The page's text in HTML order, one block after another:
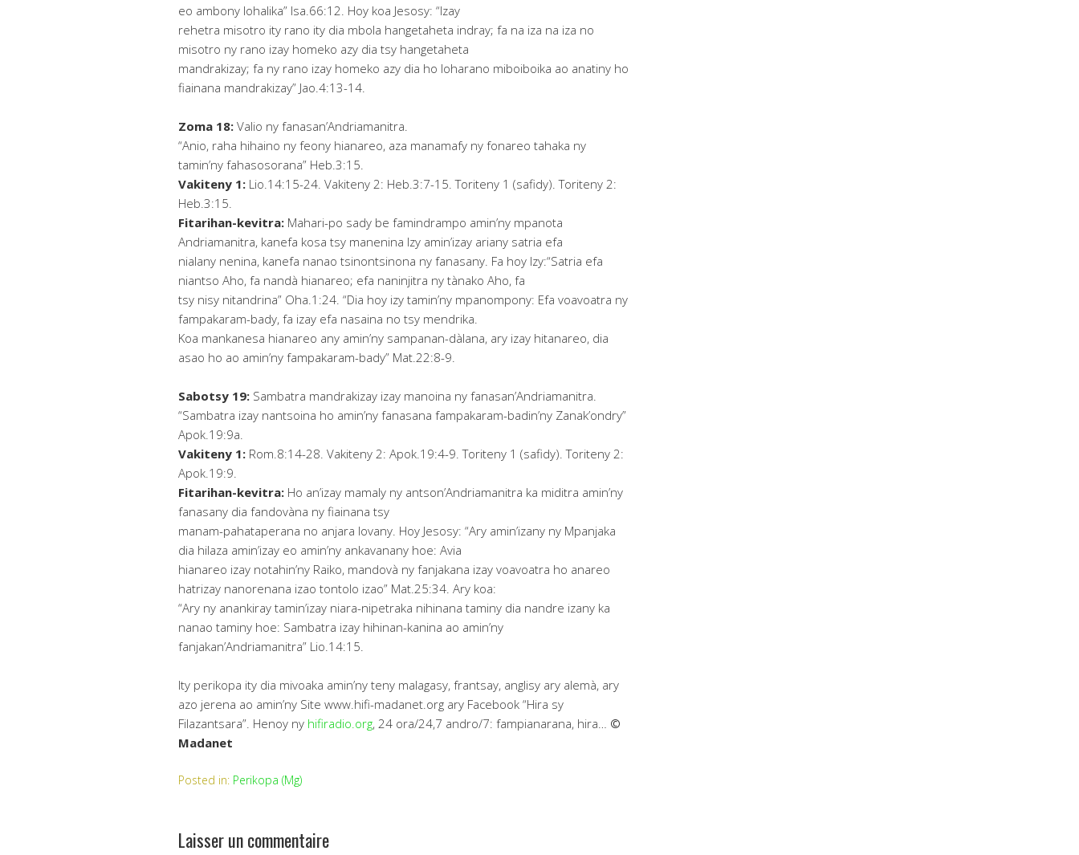
eo ambony lohalika” Isa.66:12. Hoy koa Jesosy: “Izay
rehetra misotro ity rano ity dia mbola hangetaheta indray; fa na iza na iza no
misotro ny rano izay homeko azy dia tsy hangetaheta
mandrakizay; fa ny rano izay homeko azy dia ho loharano miboiboika ao anatiny ho
fiainana mandrakizay” Jao.4:13-14.
Zoma 18: Valio ny fanasan’Andriamanitra.
“Anio, raha hihaino ny feony hianareo, aza manamafy ny fonareo tahaka ny
tamin’ny fahasosorana” Heb.3:15.
Vakiteny 1: Lio.14:15-24. Vakiteny 2: Heb.3:7-15. Toriteny 1 (safidy). Toriteny 2:
Heb.3:15.
Fitarihan-kevitra: Mahari-po sady be famindrampo amin’ny mpanota
Andriamanitra, kanefa kosa tsy manenina Izy amin’izay ariany satria efa
nialany nenina, kanefa nanao tsinontsinona ny fanasany. Fa hoy Izy:“Satria efa
niantso Aho, fa nandà hianareo; efa naninjitra ny tànako Aho, fa
tsy nisy nitandrina” Oha.1:24. “Dia hoy izy tamin’ny mpanompony: Efa voavoatra ny
fampakaram-bady, fa izay efa nasaina no tsy mendrika.
Koa mankanesa hianareo any amin’ny sampanan-dàlana, ary izay hitanareo, dia
asao ho ao amin’ny fampakaram-bady” Mat.22:8-9.
Sabotsy 19: Sambatra mandrakizay izay manoina ny fanasan’Andriamanitra.
“Sambatra izay nantsoina ho amin’ny fanasana fampakaram-badin’ny Zanak’ondry”
Apok.19:9a.
Vakiteny 1: Rom.8:14-28. Vakiteny 2: Apok.19:4-9. Toriteny 1 (safidy). Toriteny 2:
Apok.19:9.
Fitarihan-kevitra: Ho an’izay mamaly ny antson’Andriamanitra ka miditra amin’ny
fanasany dia fandovàna ny fiainana tsy
manam-pahataperana no anjara lovany. Hoy Jesosy: “Ary amin’izany ny Mpanjaka
dia hilaza amin’izay eo amin’ny ankavanany hoe: Avia
hianareo izay notahin’ny Raiko, mandovà ny fanjakana izay voavoatra ho anareo
hatrizay nanorenana izao tontolo izao” Mat.25:34. Ary koa:
“Ary ny anankiray tamin’izay niara-nipetraka nihinana taminy dia nandre izany ka
nanao taminy hoe: Sambatra izay hihinan-kanina ao amin’ny
fanjakan’Andriamanitra” Lio.14:15.
Ity perikopa ity dia mivoaka amin’ny teny malagasy, frantsay, anglisy ary alemà, ary
azo jerena ao amin’ny Site www.hifi-madanet.org ary Facebook “Hira sy
Filazantsara”. Henoy ny hifiradio.org, 24 ora/24,7 andro/7: fampianarana, hira… ©
Madanet
Posted in: Perikopa (Mg)
Laisser un commentaire